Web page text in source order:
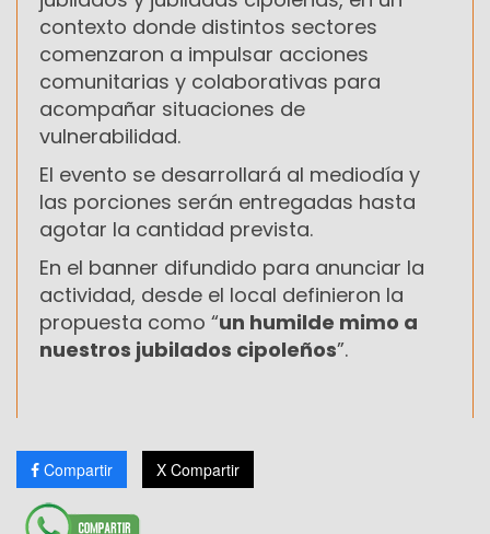
contexto donde distintos sectores
comenzaron a impulsar acciones
comunitarias y colaborativas para
acompañar situaciones de
vulnerabilidad.
El evento se desarrollará al mediodía y
las porciones serán entregadas hasta
agotar la cantidad prevista.
En el banner difundido para anunciar la
actividad, desde el local definieron la
propuesta como “un humilde mimo a
nuestros jubilados cipoleños”.
Compartir X Compartir